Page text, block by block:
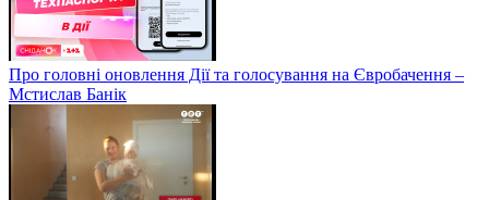
Про головні оновлення Дії та голосування на Євробачення –
Мстислав Банік